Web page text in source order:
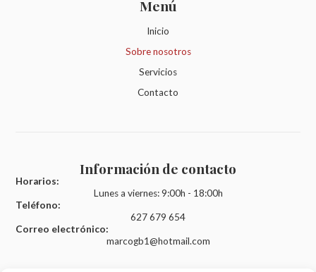
Menú
Inicio
Sobre nosotros
Servicios
Contacto
Información de contacto
Horarios:
Lunes a viernes: 9:00h - 18:00h
Teléfono:
627 679 654
Correo electrónico:
marcogb1@hotmail.com